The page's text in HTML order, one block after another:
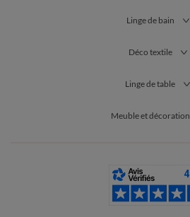
Linge de bain
Déco textile
Linge de table
Meuble et décoration